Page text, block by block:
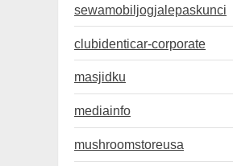
sewamobiljogjalepaskunci
clubidenticar-corporate
masjidku
mediainfo
mushroomstoreusa